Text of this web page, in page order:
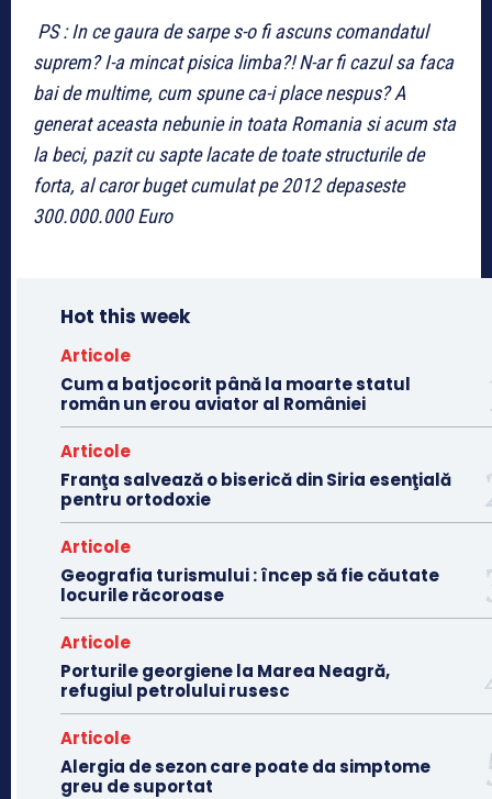
PS : In ce gaura de sarpe s-o fi ascuns comandatul
suprem? I-a mincat pisica limba?! N-ar fi cazul sa faca
bai de multime, cum spune ca-i place nespus? A
generat aceasta nebunie in toata Romania si acum sta
la beci, pazit cu sapte lacate de toate structurile de
forta, al caror buget cumulat pe 2012 depaseste
300.000.000 Euro
Hot this week
Articole
Cum a batjocorit până la moarte statul
român un erou aviator al României
Articole
Franţa salvează o biserică din Siria esenţială
pentru ortodoxie
Articole
Geografia turismului : încep să fie căutate
locurile răcoroase
Articole
Porturile georgiene la Marea Neagră,
refugiul petrolului rusesc
Articole
Alergia de sezon care poate da simptome
greu de suportat